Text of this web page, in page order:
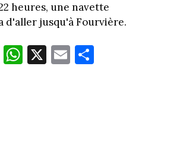
heures, une navette
d'aller jusqu'à Fourvière.
nk
W
ha
X E
m
Pa